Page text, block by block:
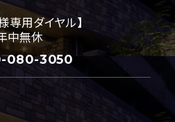
専用ダイヤル】
中無休
080-3050